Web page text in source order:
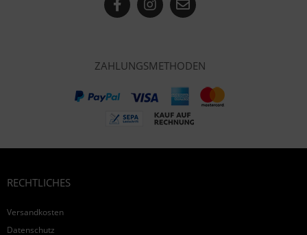
ZAHLUNGSMETHODEN
RECHTLICHES
Versandkosten
Datenschutz